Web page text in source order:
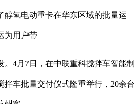
醇氢电动重卡在华东区域的批量运
为用户带
4月7日，在中联重科搅拌车智能制
拌车批量交付仪式隆重举行，20余台